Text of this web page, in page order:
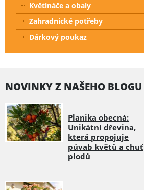
Květináče a obaly
Zahradnické potřeby
Dárkový poukaz
NOVINKY Z NAŠEHO BLOGU
Planika obecná:
Unikátní dřevina,
která propojuje
půvab květů a chuť
plodů